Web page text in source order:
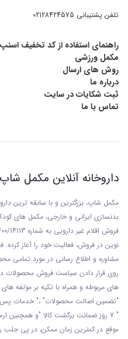
تلفن پشتیبانی 02128424575
راهنمای استفاده از کد تخفیف
مکمل ورزشی
روش های ارسال
درباره ما
ثبت شکایات در سایت
تماس با ما
داروخانه آنلاین مکمل شاپ
مکمل شاپ، بزرگترین و با سابقه ترین
بدنسازی ایرانی و خارجی، مکمل های
فروش اقلام غیر دارویی به شماره 143/1400/14113 از
نوين در فروش، فعاليت خود را آغاز
مشاوره و اطلاع رسانی در مورد تمامی
روی قرار دادن سياست فروش محصولات
های مربوطه و همراه با تکيه بر مولفه
"تضمين اصالت محصولات" ،" خدمات پس
" 7 روز ضمانت برگشت کالا "و
موقع در کمترين زمان ممکن، در پی